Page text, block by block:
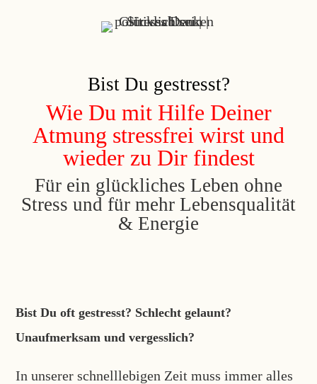
Bist Du gestresst?
Wie Du mit Hilfe Deiner
Atmung stressfrei wirst und
wieder zu Dir findest
Für ein glückliches Leben ohne
Stress und für mehr Lebensqualität
& Energie
Bist Du oft gestresst? Schlecht gelaunt?
Unaufmerksam und vergesslich?
In unserer schnelllebigen Zeit muss immer alles